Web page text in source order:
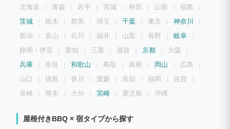
北海道 青森 岩手 宮城 秋田 山形
福島
茨城
栃木 群馬 埼玉 千葉 東京
神奈川
新潟
富山 石川 福井 山梨 長野
岐阜
静岡・伊豆
愛知 三重 滋賀 京都
大阪
兵庫
奈良 和歌山 鳥取 島根 岡山
広島
山口
徳島 香川 愛媛 高知 福岡
佐賀
長崎
熊本 大分 宮崎 鹿児島 沖縄
屋根付きBBQ × 宿タイプから探す